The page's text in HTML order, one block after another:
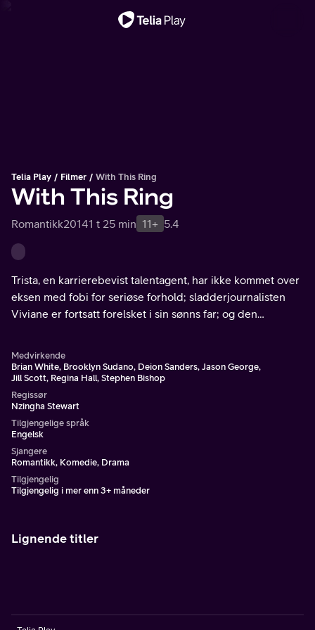
Telia Play Filmer With This Ring
With This Ring
Romantikk20141 t 25 min 11+ 5.4
Trista, en karrierebevist talentagent, har ikke kommet over
eksen med fobi for seriøse forhold; sladderjournalisten
Viviane er fortsatt forelsket i sin sønns far; og den
Medvirkende
Brian White, Brooklyn Sudano, Deion Sanders, Jason George,
Jill Scott, Regina Hall, Stephen Bishop
Regissør
Nzingha Stewart
Tilgjengelige språk
Engelsk
Sjangere
Romantikk, Komedie, Drama
Tilgjengelig
Tilgjengelig i mer enn 3+ måneder
Lignende titler